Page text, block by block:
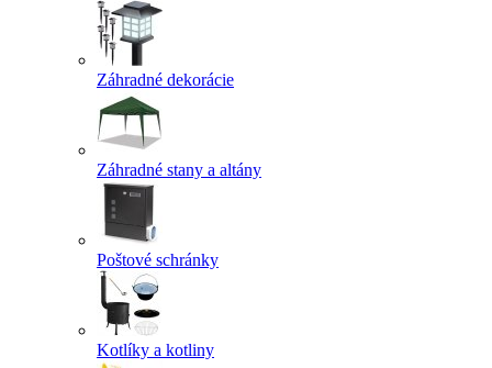
Záhradné dekorácie
Záhradné stany a altány
Poštové schránky
Kotlíky a kotliny